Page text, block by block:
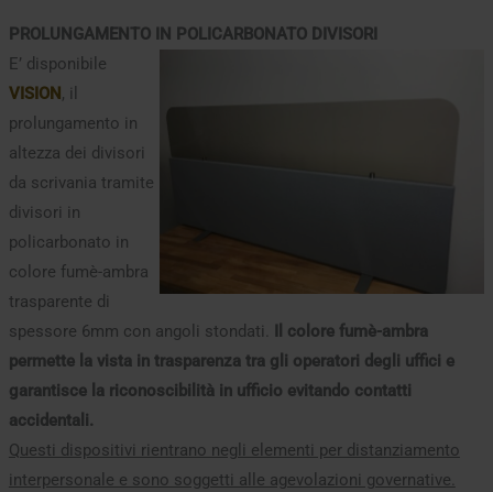
PROLUNGAMENTO IN POLICARBONATO DIVISORI
E’ disponibile
VISION , il
prolungamento in
altezza dei divisori
da scrivania tramite
divisori in
policarbonato in
colore fumè-ambra
trasparente di
spessore 6mm con angoli stondati.
Il colore fumè-ambra
permette la vista in trasparenza tra gli operatori degli uffici e
garantisce la riconoscibilità in ufficio evitando contatti
accidentali.
Questi dispositivi rientrano negli elementi per distanziamento
interpersonale e sono soggetti alle agevolazioni governative.